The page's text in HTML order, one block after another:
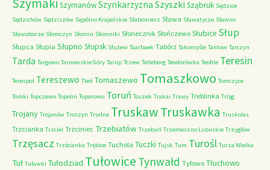
Szymaki SzymanówSzynkarzyzna Szyszki Sząbruk Sędzice
Sędzichów Sędziszów Sępólno Krajeńskie Słabomierz Sława Sławatycze Sławno
Sławoborze Słomczyn Słomin Słomniki Słonecznik Słończewo Słubice Słup
Słupca Słupia Słupno Słupsk Służew Taarbaek Tabórz Takomyśle Tantow Tarczyn
Tarda Targowo Tarnowskie Góry Tarup Tczew Telleborg Teodorówka Teofile Teresin
Terespol Tereszewo Tleń Tomaszewo Tomaszkowo Tomczyce
Tomki Topczewo Topolin Toporowo Toruń Toszek Trakai Trawy Treblinka Trląg
Trojany Trojanów Troszyn Trudna TruskawTruskawka Truskolas
Trzcianka Trzciel Trzciniec Trzebiatów Trzebuń Trzemeszno Lubuskie Trzygłów
Trzęsacz Trzścianka Trębice Tuchola Tuczki Tujsk Tum Turośl Turza Wielka
Tuł Tuławki Tułodziad Tułowice Tynwałd Tyłowo Tłuchowo